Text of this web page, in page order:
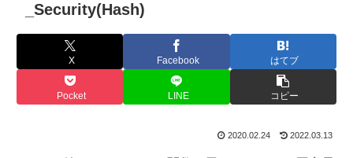
_Security(Hash)
X Facebook はてブ
Pocket LINE コピー
2020.02.24 2022.03.13